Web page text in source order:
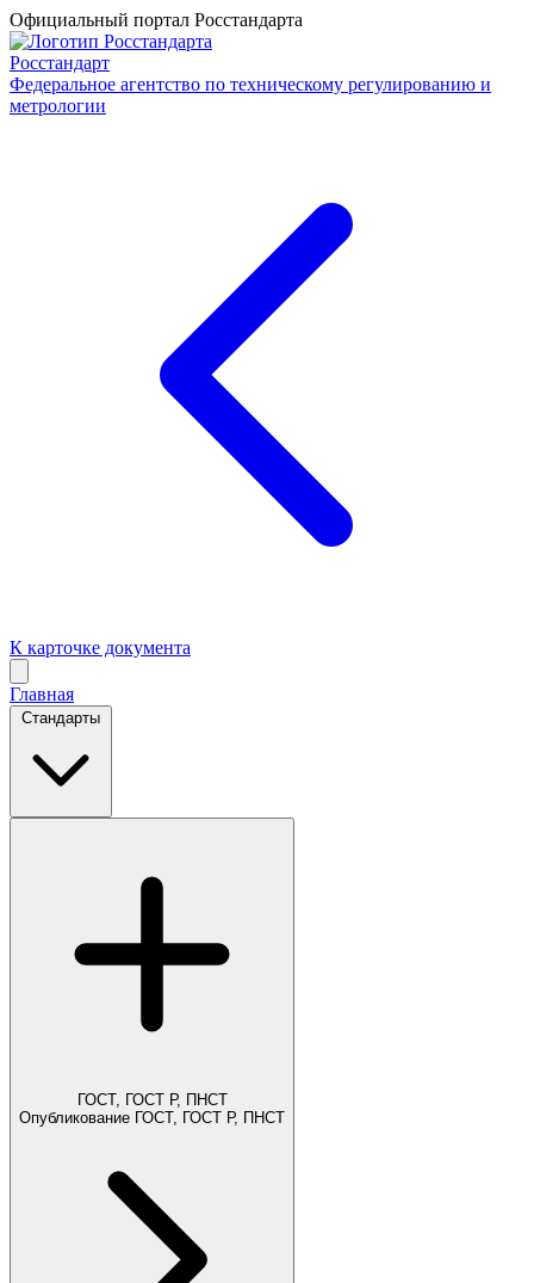
Официальный портал Росстандарта
Росстандарт
Федеральное агентство по техническому регулированию и
метрологии
К карточке документа
Главная
Стандарты
ГОСТ, ГОСТ Р, ПНСТ
Опубликование ГОСТ, ГОСТ Р, ПНСТ